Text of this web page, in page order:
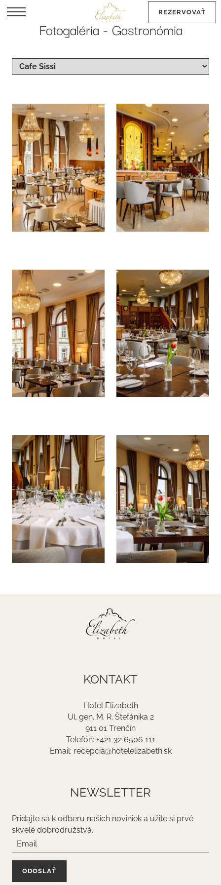
REZERVOVAŤ
Fotogaléria - Gastronómia
KONTAKT
Hotel Elizabeth
Ul. gen. M. R. Štefánika 2
911 01 Trenčín
Telefón: +421 32 6506 111
Email: recepcia@hotelelizabeth.sk
NEWSLETTER
Pridajte sa k odberu našich noviniek a užite si prvé
skvelé dobrodružstvá.
ODOSLAŤ